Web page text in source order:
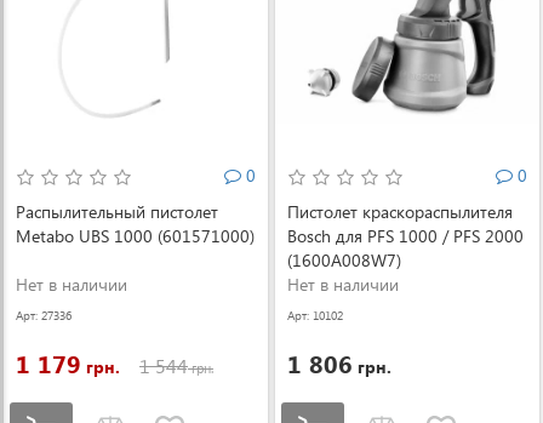
0
Распылительный пистолет
Metabo UBS 1000 (601571000)
Нет в наличии
Арт: 27336
1 179 грн. 1 544грн.
0
Пистолет краскораспылителя
Bosch для PFS 1000 / PFS 2000
(1600A008W7)
Нет в наличии
Арт: 10102
1 806 грн.